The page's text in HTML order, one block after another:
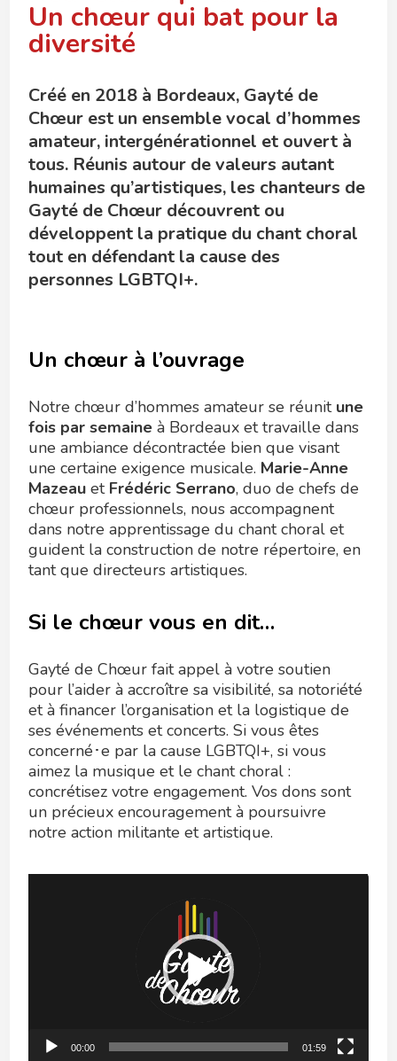
Un chœur qui bat pour la
diversité
Créé en 2018 à Bordeaux, Gayté de
Chœur est un ensemble vocal d’hommes
amateur, intergénérationnel et ouvert à
tous. Réunis autour de valeurs autant
humaines qu’artistiques, les chanteurs de
Gayté de Chœur découvrent ou
développent la pratique du chant choral
tout en défendant la cause des
personnes LGBTQI+.
Un chœur à l’ouvrage
Notre chœur d’hommes amateur se réunit une
fois par semaine à Bordeaux et travaille dans
une ambiance décontractée bien que visant
une certaine exigence musicale. Marie-Anne
Mazeau et Frédéric Serrano, duo de chefs de
chœur professionnels, nous accompagnent
dans notre apprentissage du chant choral et
guident la construction de notre répertoire, en
tant que directeurs artistiques.
Si le chœur vous en dit…
Gayté de Chœur fait appel à votre soutien
pour l’aider à accroître sa visibilité, sa notoriété
et à financer l’organisation et la logistique de
ses événements et concerts. Si vous êtes
concerné･e par la cause LGBTQI+, si vous
aimez la musique et le chant choral :
concrétisez votre engagement. Vos dons sont
un précieux encouragement à poursuivre
notre action militante et artistique.
00:00 01:59